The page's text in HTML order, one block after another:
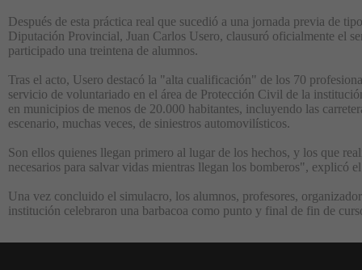
Después de esta práctica real que sucedió a una jornada previa de
Diputación Provincial, Juan Carlos Usero, clausuró oficialmente el
participado una treintena de alumnos.
Tras el acto, Usero destacó la "alta cualificación" de los 70
servicio de voluntariado en el área de Protección Civil de la
en municipios de menos de 20.000 habitantes, incluyendo las
escenario, muchas veces, de siniestros automovilísticos.
Son ellos quienes llegan primero al lugar de los hechos, y los que
necesarios para salvar vidas mientras llegan los bomberos", explicó
Una vez concluido el simulacro, los alumnos, profesores,
institución celebraron una barbacoa como punto y final de fin de